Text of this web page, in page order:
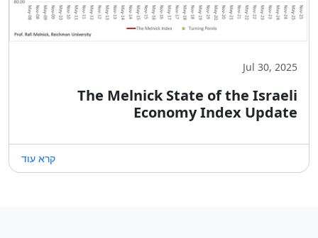
Jul 30, 2025
The Melnick State of the Israeli
Economy Index Update
קרא עוד